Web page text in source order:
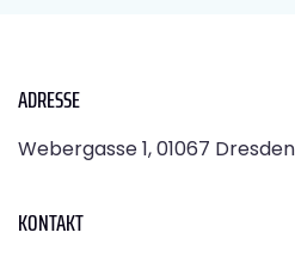
ADRESSE
Webergasse 1, 01067 Dresden
KONTAKT